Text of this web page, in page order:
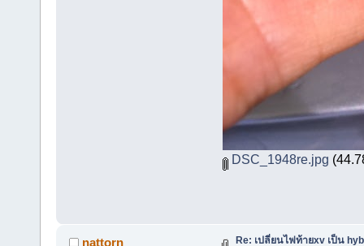
DSC_1948re.jpg
nattorn Re: เปลี่ยนไฟท้ายxv เป็น